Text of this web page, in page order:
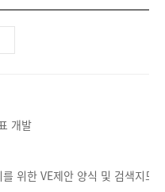
개발
위한 VE제안 양식 및 검색지도